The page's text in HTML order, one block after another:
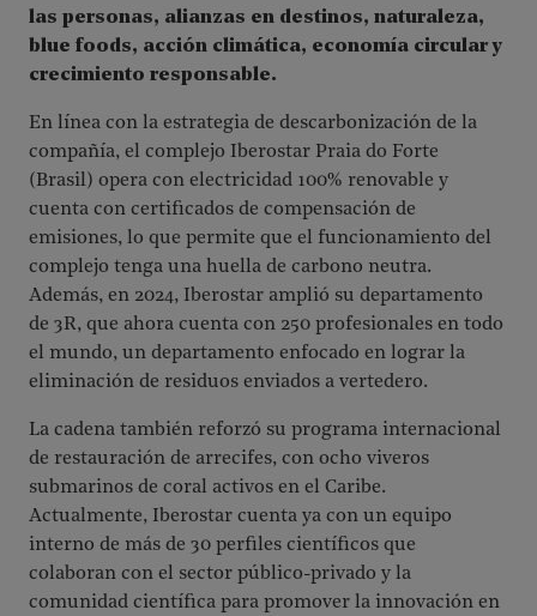
las personas, alianzas en destinos, naturaleza,
blue foods, acción climática, economía circular y
crecimiento responsable.
En línea con la estrategia de descarbonización de la
compañía, el complejo Iberostar Praia do Forte
(Brasil) opera con electricidad 100% renovable y
cuenta con certificados de compensación de
emisiones, lo que permite que el funcionamiento del
complejo tenga una huella de carbono neutra.
Además, en 2024, Iberostar amplió su departamento
de 3R, que ahora cuenta con 250 profesionales en todo
el mundo, un departamento enfocado en lograr la
eliminación de residuos enviados a vertedero.
La cadena también reforzó su programa internacional
de restauración de arrecifes, con ocho viveros
submarinos de coral activos en el Caribe.
Actualmente, Iberostar cuenta ya con un equipo
interno de más de 30 perfiles científicos que
colaboran con el sector público-privado y la
comunidad científica para promover la innovación en